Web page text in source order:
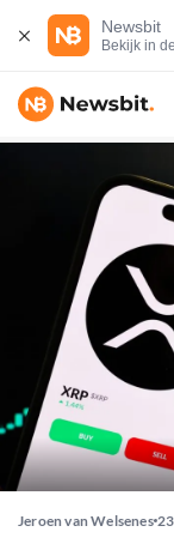
Newsbit
Bekijk in
Jeroen van Welsenes